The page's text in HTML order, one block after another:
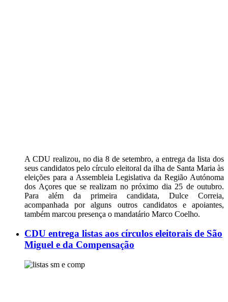
A CDU realizou, no dia 8 de setembro, a entrega da lista dos
seus candidatos pelo círculo eleitoral da ilha de Santa Maria às
eleições para a Assembleia Legislativa da Região Autónoma
dos Açores que se realizam no próximo dia 25 de outubro.
Para além da primeira candidata, Dulce Correia,
acompanhada por alguns outros candidatos e apoiantes,
também marcou presença o mandatário Marco Coelho.
CDU entrega listas aos círculos eleitorais de São
Miguel e da Compensação